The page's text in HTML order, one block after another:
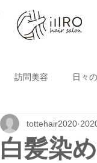
訪問美容 日々
白髪染
tottehair2020